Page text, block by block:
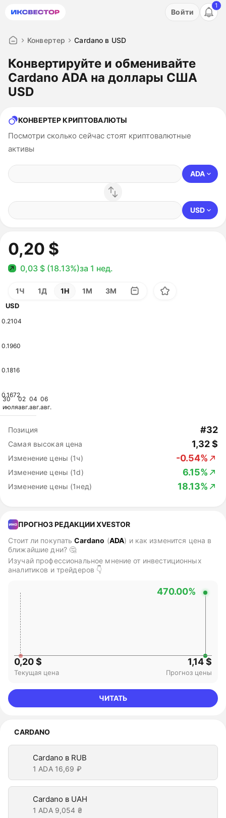
Акция: бесплатный пробный период на 3 дня!
Войти
1
Конвертер Cardano в USD
Конвертируйте и обменивайте
Cardano ADA на доллары США
USD
КОНВЕРТЕР КРИПТОВАЛЮТЫ
Посмотри сколько сейчас стоят криптовалютные
активы
ADA
USD
0,20 $
0,03 $ (18.13%)за 1 нед.
1Ч 1Д 1Н 1М 3М
30
июля
02
авг.
04
авг.
06
авг.
USD
0.2104
0.1960
0.1816
0.1672
Позиция #32
Самая высокая цена 1,32 $
Изменение цены (1ч) -0.54%
Изменение цены (1d) 6.15%
Изменение цены (1нед) 18.13%
ПРОГНОЗ РЕДАКЦИИ XVESTOR
Стоит ли покупать Cardano (ADA) и как изменится цена в
ближайшие дни? 🤔
Изучай профессиональное мнение от инвестиционных
аналитиков и трейдеров 👇
470.00%
0,20 $
Текущая цена
1,14 $
Прогноз цены
ЧИТАТЬ
CARDANO
Cardano в RUB
1 ADA 16,69 ₽
Cardano в UAH
1 ADA 9,054 ₴